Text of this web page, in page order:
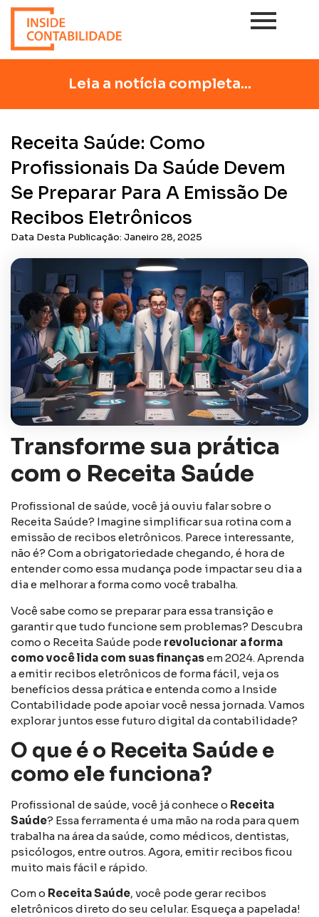
Leia a notícia completa...
Receita Saúde: Como
Profissionais Da Saúde Devem
Se Preparar Para A Emissão De
Recibos Eletrônicos
Data Desta Publicação: Janeiro 28, 2025
Transforme sua prática
com o Receita Saúde
Profissional de saúde, você já ouviu falar sobre o
Receita Saúde? Imagine simplificar sua rotina com a
emissão de recibos eletrônicos. Parece interessante,
não é? Com a obrigatoriedade chegando, é hora de
entender como essa mudança pode impactar seu dia a
dia e melhorar a forma como você trabalha.
Você sabe como se preparar para essa transição e
garantir que tudo funcione sem problemas? Descubra
como o Receita Saúde pode revolucionar a forma
como você lida com suas finançasem 2024. Aprenda
a emitir recibos eletrônicos de forma fácil, veja os
benefícios dessa prática e entenda como a Inside
Contabilidade pode apoiar você nessa jornada. Vamos
explorar juntos esse futuro digital da contabilidade?
O que é o Receita Saúde e
como ele funciona?
Profissional de saúde, você já conhece o Receita
Saúde? Essa ferramenta é uma mão na roda para quem
trabalha na área da saúde, como médicos, dentistas,
psicólogos, entre outros. Agora, emitir recibos ficou
muito mais fácil e rápido.
Com o Receita Saúde, você pode gerar recibos
eletrônicos direto do seu celular. Esqueça a papelada!